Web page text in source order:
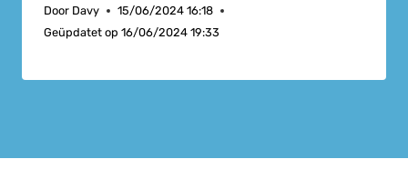
Door Davy
15/06/2024 16:18
Geüpdatet op 16/06/2024 19:33